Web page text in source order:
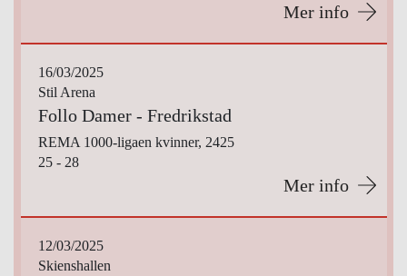
Mer info
16/03/2025
Stil Arena
Follo Damer - Fredrikstad
REMA 1000-ligaen kvinner, 2425
25 - 28
Mer info
12/03/2025
Skienshallen